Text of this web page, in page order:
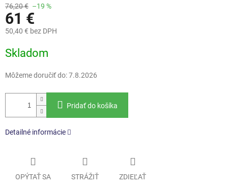
76,20 € –19 %
61 €
50,40 € bez DPH
cena:
Skladom
Môžeme doručiť do:7.8.2026
Pridať do košíka
Detailné informácie
OPÝTAŤ SA STRÁŽIŤ ZDIEĽAŤ